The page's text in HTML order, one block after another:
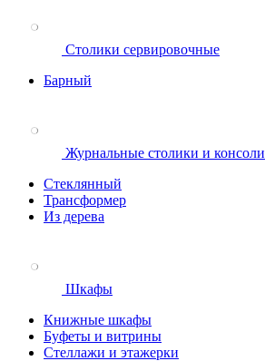
Столики сервировочные
Барный
Журнальные столики и консоли
Стеклянный
Трансформер
Из дерева
Шкафы
Книжные шкафы
Буфеты и витрины
Стеллажи и этажерки